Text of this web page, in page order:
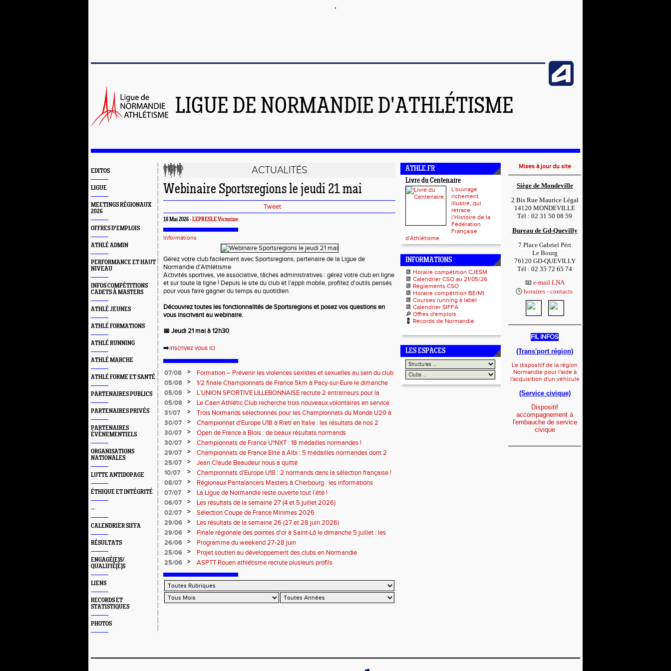
LIGUE DE NORMANDIE D'ATHLÉTISME
EDITOS
LIGUE
MEETINGS RÉGIONAUX
2026
OFFRES D'EMPLOIS
ATHLÉ ADMIN
PERFORMANCE ET HAUT
NIVEAU
INFOS COMPÉTITIONS
CADETS À MASTERS
ATHLÉ JEUNES
ATHLÉ FORMATIONS
ATHLÉ RUNNING
ATHLÉ MARCHE
ATHLÉ FORME ET SANTÉ
PARTENAIRES PUBLICS
PARTENAIRES PRIVÉS
PARTENAIRES
ÉVÈNEMENTIELS
ORGANISATIONS
NATIONALES
LUTTE ANTIDOPAGE
ÉTHIQUE ET INTÉGRITÉ
--
CALENDRIER SIFFA
RÉSULTATS
ENGAGÉ(E)S/
QUALIFIÉ(E)S
LIENS
RECORDS ET
STATISTIQUES
PHOTOS
ACTUALITÉS
Webinaire Sportsregions le jeudi 21 mai
Tweet
18 Mai 2026 -LEPRESLE Victorine
Informations
Gérez votre club facilement avec Sportsregions, partenaire de la Ligue de
Normandie d'Athlétisme
Activités sportives, vie associative, tâches administratives : gérez votre club en ligne
et sur toute la ligne ! Depuis le site du club et l'appli mobile, profitez d'outils pensés
pour vous faire gagner du temps au quotidien.
Découvrez toutes les fonctionnalités de Sportsregions et posez vos questions en
vous inscrivant au webinaire.
📅 Jeudi 21 mai à 12h30
➡️inscrivez vous ici
07/08 >
Formation – Prévenir les violences sexistes et sexuelles au sein du club
: le 26 septembre 2026
05/08 >
1/2 finale Championnats de France 5km à Pacy-sur-Eure le dimanche
13 septembre 2026 : les informations
05/08 >
L’UNION SPORTIVE LILLEBONNAISE recrute 2 entraineurs pour la
rentrée 2026
05/08 >
Le Caen Athlétic Club recherche trois nouveaux volontaires en service
civique à compter de septembre 2026
31/07 >
Trois Normands sélectionnés pour les Championnats du Monde U20 à
Eugene !
30/07 >
Championnat d'Europe U18 à Rieti en Italie : les résultats de nos 2
normands
30/07 >
Open de France à Blois : de beaux résultats normands
30/07
>
Championnats de France U*NXT : 18 médailles normandes !
29/07
>
Championnats de France Elite à Albi : 5 médailles normandes dont 2
titres !
25/07 >
Jean Claude Beaudeur nous a quitté
10/07
>
Championnats d'Europe U18 : 2 normands dans la sélection française !
08/07
>
Régionaux Pantalancers Masters à Cherbourg : les informations
07/07
>
La Ligue de Normandie reste ouverte tout l’été !
06/07
>
Les résultats de la semaine 27 (4 et 5 juillet 2026)
02/07
>
Sélection Coupe de France Minimes 2026
29/06
>
Les résultats de la semaine 26 (27 et 28 juin 2026)
29/06
>
Finale régionale des pointes d'or à Saint-Lô le dimanche 5 juillet : les
informations
26/06 >
Programme du weekend 27-28 juin
25/06
>
Projet soutien au développement des clubs en Normandie
25/06
> ASPTT Rouen athlétisme recrute plusieurs profils
ATHLE.FR
Livre du Centenaire
L'ouvrage
richement
illustré, qui
retrace
l’Histoire de la
Fédération
Française
d'Athlétisme.
INFORMATIONS
📆 Horaire compétition CJESM
📆 Calendrier CSO au 21/05/26
📆 Règlements CSO
📆 Horaire compétition BE/MI
📆 Courses running à label
📆 Calendrier SIFFA
🔎 Offres d'emplois
💈 Records de Normandie
LES ESPACES
Mises à jour du site
Siège de Mondeville
2 Bis Rue Maurice Légal
14120 MONDEVILLE
Tél : 02 31 50 08 59
Bureau de Gd-Quevilly
7 Place Gabriel Péri
Le Bourg
76120 GD-QUEVILLY
Tél : 02 35 72 65 74
📧 e-mail LNA
🕓 horaires - contacts1
FIL INFOS
(Trans'port région)
Le dispositif de la région
Normandie pour l'aide à
l'acquisition d'un véhicule
(Service civique)
Dispositif
accompagnement à
l'embauche de service
civique